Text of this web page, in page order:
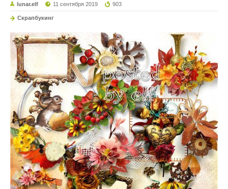
lunar.elf 11 сентября 2019 903
Скрапбукинг